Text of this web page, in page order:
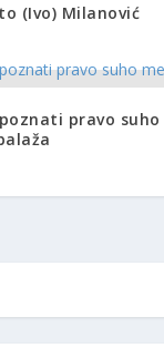
(Ivo) Milanović
pravo